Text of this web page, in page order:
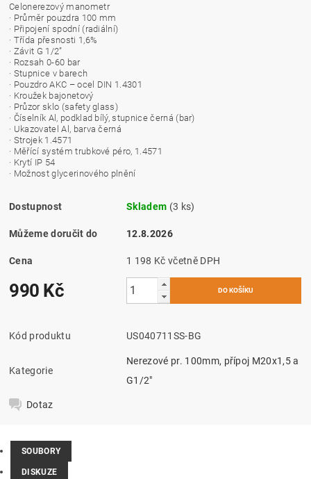
Celonerezový manometr
· Průměr pouzdra 100 mm
· Připojení spodní (radiální)
· Třída přesnosti 1,6%
· Závit G 1/2”
· Rozsah 0-60 bar
· Stupnice v barech
· Pouzdro AKC – ocel DIN 1.4301
· Kroužek bajonetový
· Průzor sklo (safety glass)
· Číselník Al, podklad bílý, stupnice černá (bar)
· Ukazovatel Al, barva černá
· Strojek 1.4571
· Měřící systém trubkové péro, 1.4571
· Krytí IP 54
· Možnost glycerinového plnění
Dostupnost Skladem (3 ks)
Můžeme doručit do 12.8.2026
Cena 1 198 Kč včetně DPH
990 Kč
Kód produktu US040711SS-BG
Kategorie
Nerezové pr. 100mm, přípoj M20x1,5 a
G1/2"
Dotaz
SOUBORY
DISKUZE